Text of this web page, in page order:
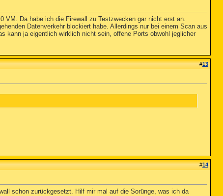
VM. Da habe ich die Firewall zu Testzwecken gar nicht erst an.
Datenverkehr blockiert habe. Allerdings nur bei einem Scan aus
kann ja eigentlich wirklich nicht sein, offene Ports obwohl jeglicher
#13
#14
schon zurückgesetzt. Hilf mir mal auf die Sorünge, was ich da